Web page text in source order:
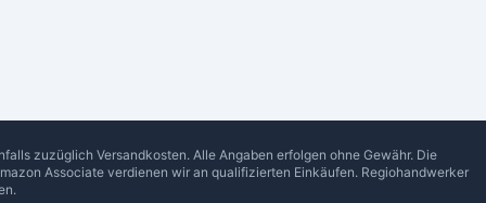
zuzüglich Versandkosten. Alle Angaben erfolgen ohne Gewähr. Die
Associate verdienen wir an qualifizierten Einkäufen. Regiohandwerker